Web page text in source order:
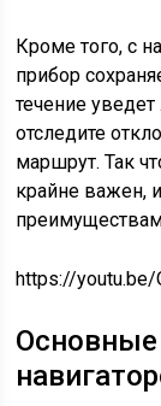
Кроме того, с
прибор
течение
отследите
маршрут. Так
крайне важен,
https://youtu.be/